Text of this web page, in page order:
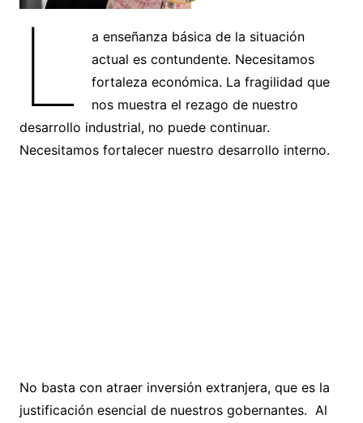
L
a enseñanza básica de la situación
actual es contundente. Necesitamos
fortaleza económica. La fragilidad que
nos muestra el rezago de nuestro
desarrollo industrial, no puede continuar.
Necesitamos fortalecer nuestro desarrollo interno.
No basta con atraer inversión extranjera, que es la
justificación esencial de nuestros gobernantes. Al